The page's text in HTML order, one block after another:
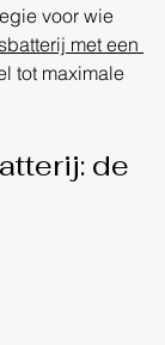
voor wie
met een
tot maximale
de